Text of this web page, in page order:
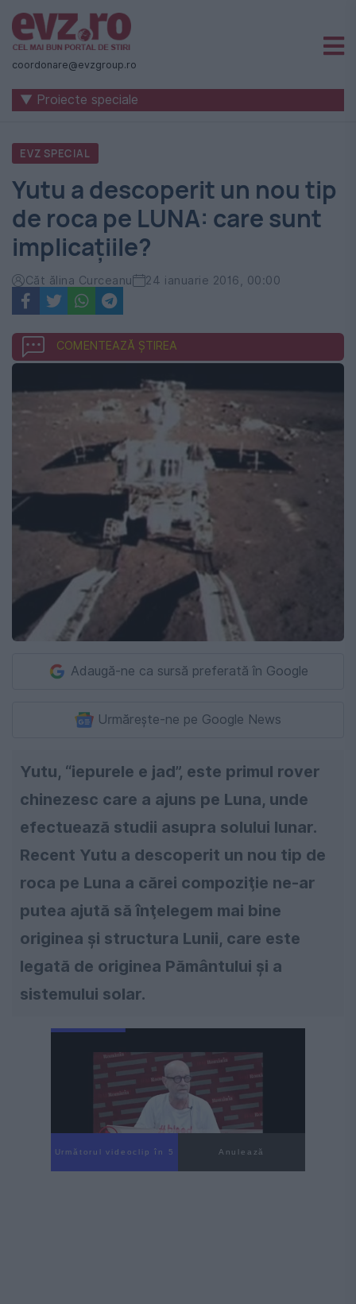
Știri
naționale
internaționale
România
-
Evenimentul
Zilei
coordonare@evzgroup.ro
▼ Proiecte speciale
EVZ SPECIAL
Yutu a descoperit un nou tip
de roca pe LUNA: care sunt
implicaţiile?
Căt ălina Curceanu 24 ianuarie 2016, 00:00
COMENTEAZĂ ȘTIREA
Adaugă-ne ca sursă preferată în Google
Urmărește-ne pe Google News
Yutu, “iepurele e jad”, este primul rover
chinezesc care a ajuns pe Luna, unde
efectuează studii asupra solului lunar.
Recent Yutu a descoperit un nou tip de
roca pe Luna a cărei compoziţie ne-ar
putea ajută să înţelegem mai bine
originea şi structura Lunii, care este
legată de originea Pământului şi a
sistemului solar.
Următorul videoclip în 4 Anulează